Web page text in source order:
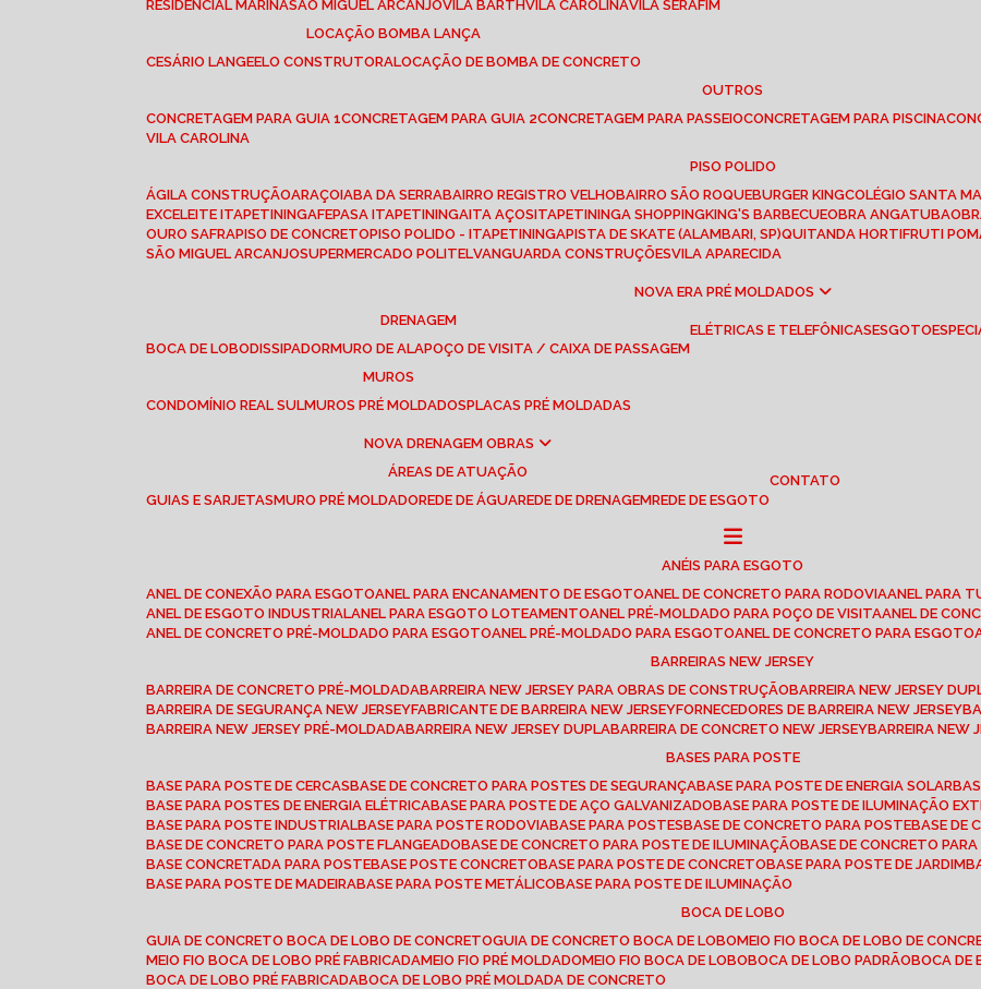
RESIDENCIAL MARINA SÃO MIGUEL ARCANJO VILA BARTH VILA CAROLINA VILA SERAFIM
LOCAÇÃO BOMBA LANÇA
CESÁRIO LANGE ELO CONSTRUTORA LOCAÇÃO DE BOMBA DE CONCRETO
OUTROS
CONCRETAGEM PARA GUIA 1 CONCRETAGEM PARA GUIA 2 CONCRETAGEM PARA PASSEIO CONCRETAGEM PARA PISCINA
VILA CAROLINA
PISO POLIDO
ÁGILA CONSTRUÇÃO ARAÇOIABA DA SERRA BAIRRO REGISTRO VELHO BAIRRO SÃO ROQUE BURGER KING COLÉGIO SANTA
EXCELEITE ITAPETININGA FEPASA ITAPETININGA ITA AÇOS ITAPETININGA SHOPPING KING'S BARBECUE OBRA ANGATUBA
OURO SAFRA PISO DE CONCRETO PISO POLIDO - ITAPETININGA PISTA DE SKATE (ALAMBARI, SP) QUITANDA HORTIFRUTI
SÃO MIGUEL ARCANJO SUPERMERCADO POLITEL VANGUARDA CONSTRUÇÕES VILA APARECIDA
NOVA ERA PRÉ MOLDADOS
DRENAGEM
BOCA DE LOBO DISSIPADOR MURO DE ALA POÇO DE VISITA / CAIXA DE PASSAGEM
ELÉTRICAS E TELEFÔNICAS ESGOTO
MUROS
CONDOMÍNIO REAL SUL
MUROS PRÉ MOLDADOS PLACAS PRÉ MOLDADAS
NOVA DRENAGEM OBRAS
ÁREAS DE ATUAÇÃO
GUIAS E SARJETAS
MURO PRÉ MOLDADO REDE DE ÁGUA REDE DE DRENAGEM REDE DE ESGOTO
CONTATO
ANÉIS PARA ESGOTO
ANEL DE CONEXÃO PARA ESGOTO ANEL PARA ENCANAMENTO DE ESGOTO ANEL DE CONCRETO PARA RODOVIA ANEL PARA
ANEL DE ESGOTO INDUSTRIAL ANEL PARA ESGOTO LOTEAMENTO ANEL PRÉ-MOLDADO PARA POÇO DE VISITA ANEL DE
ANEL DE CONCRETO PRÉ-MOLDADO PARA ESGOTO ANEL PRÉ-MOLDADO PARA ESGOTO ANEL DE CONCRETO PARA ESGOTO
BARREIRAS NEW JERSEY
BARREIRA DE CONCRETO PRÉ-MOLDADA BARREIRA NEW JERSEY PARA OBRAS DE CONSTRUÇÃO BARREIRA NEW JERSEY
BARREIRA DE SEGURANÇA NEW JERSEY FABRICANTE DE BARREIRA NEW JERSEY FORNECEDORES DE BARREIRA NEW JERSEY
BARREIRA NEW JERSEY PRÉ-MOLDADA BARREIRA NEW JERSEY DUPLA BARREIRA DE CONCRETO NEW JERSEY BARREIRA NEW
BASES PARA POSTE
BASE PARA POSTE DE CERCAS BASE DE CONCRETO PARA POSTES DE SEGURANÇA BASE PARA POSTE DE ENERGIA SOLAR
BASE PARA POSTES DE ENERGIA ELÉTRICA BASE PARA POSTE DE AÇO GALVANIZADO BASE PARA POSTE DE ILUMINAÇÃO
BASE PARA POSTE INDUSTRIAL BASE PARA POSTE RODOVIA BASE PARA POSTES BASE DE CONCRETO PARA POSTE BASE DE
BASE DE CONCRETO PARA POSTE FLANGEADO BASE DE CONCRETO PARA POSTE DE ILUMINAÇÃO BASE DE CONCRETO
BASE CONCRETADA PARA POSTE BASE POSTE CONCRETO BASE PARA POSTE DE CONCRETO BASE PARA POSTE DE JARDIM
BASE PARA POSTE DE MADEIRA BASE PARA POSTE METÁLICO BASE PARA POSTE DE ILUMINAÇÃO
BOCA DE LOBO
GUIA DE CONCRETO BOCA DE LOBO DE CONCRETO
GUIA DE CONCRETO BOCA DE LOBO MEIO FIO BOCA DE LOBO DE
MEIO FIO BOCA DE LOBO PRÉ FABRICADA
MEIO FIO PRÉ MOLDADO MEIO FIO BOCA DE LOBO BOCA DE LOBO PADRÃO BOCA
BOCA DE LOBO PRÉ FABRICADA BOCA DE LOBO PRÉ MOLDADA DE CONCRETO